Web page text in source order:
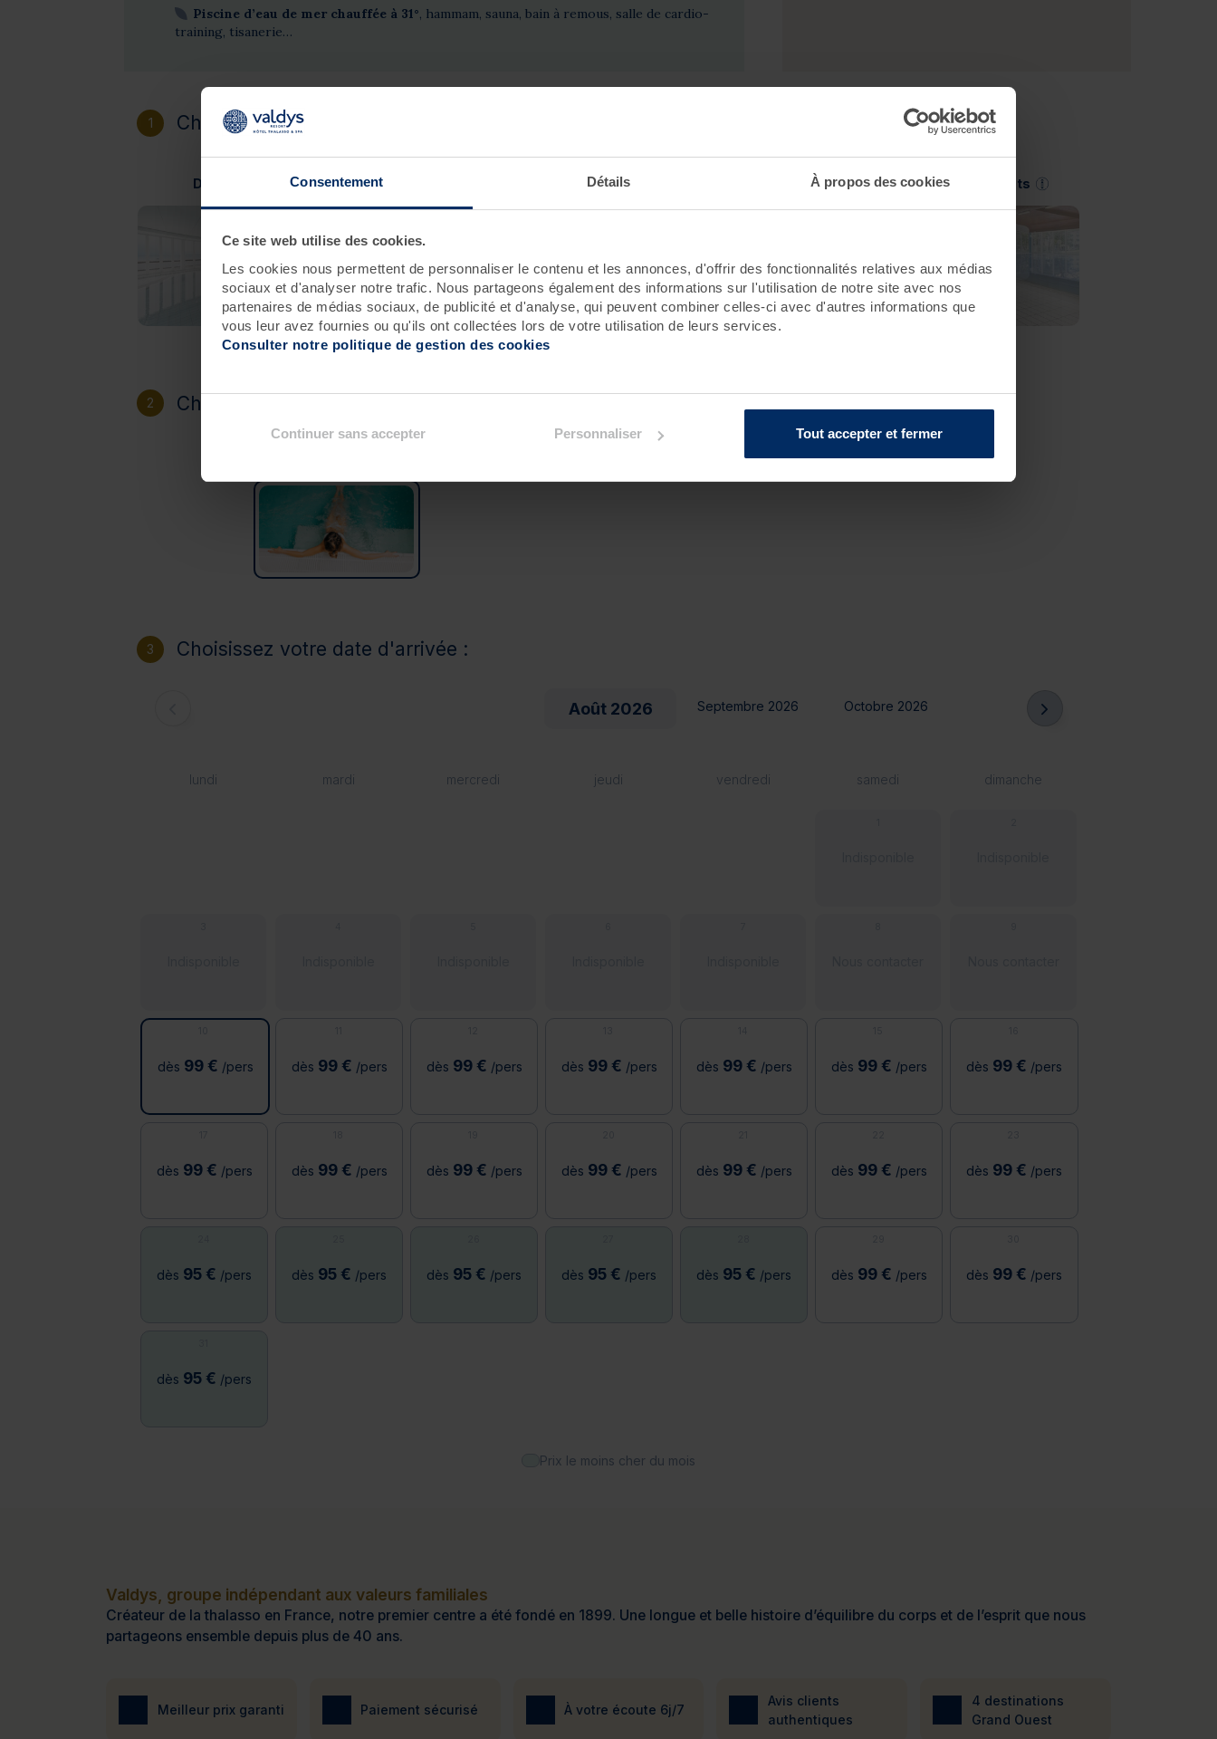
Consentement Détails À propos des cookies
Ce site web utilise des cookies.
Les cookies nous permettent de personnaliser le contenu et les annonces, d'offrir des fonctionnalités relatives aux médias
sociaux et d'analyser notre trafic. Nous partageons également des informations sur l'utilisation de notre site avec nos
partenaires de médias sociaux, de publicité et d'analyse, qui peuvent combiner celles-ci avec d'autres informations que
vous leur avez fournies ou qu'ils ont collectées lors de votre utilisation de leurs services.
Consulter notre politique de gestion des cookies
Continuer sans accepter Personnaliser Tout accepter et fermer
Piscine d’eau de mer chauffée à 31°, hammam, sauna, bain à remous, salle de cardio-
training, tisanerie…
1 Choisissez votre destination :
Douarnenez Pornichet - Baie de La Baule Saint-Jean-de-Monts
lundi mardi mercredi jeudi vendredi samedi dimanche
dès 99 € /pers dès 99 € /pers dès 99 € /pers dès 99 € /pers dès 99 € /pers dès 99 € /pers dès 99 € /pers
dès 99 € /pers dès 99 € /pers dès 99 € /pers dès 99 € /pers dès 99 € /pers dès 99 € /pers dès 99 € /pers
dès 95 € /pers dès 95 € /pers dès 95 € /pers dès 95 € /pers dès 95 € /pers dès 99 € /pers dès 99 € /pers
dès 95 € /pers
2 Choisissez votre hébergement :
3 Choisissez votre date d'arrivée :
Août 2026 Septembre 2026 Octobre 2026
Prix le moins cher du mois
Valdys, groupe indépendant aux valeurs familiales
Créateur de la thalasso en France, notre premier centre a été fondé en 1899. Une longue et belle histoire d’équilibre du corps et de l’esprit que nous
partageons ensemble depuis plus de 40 ans.
Meilleur prix garanti Paiement sécurisé À votre écoute 6j/7
Avis clients
authentiques
4 destinations
Grand Ouest